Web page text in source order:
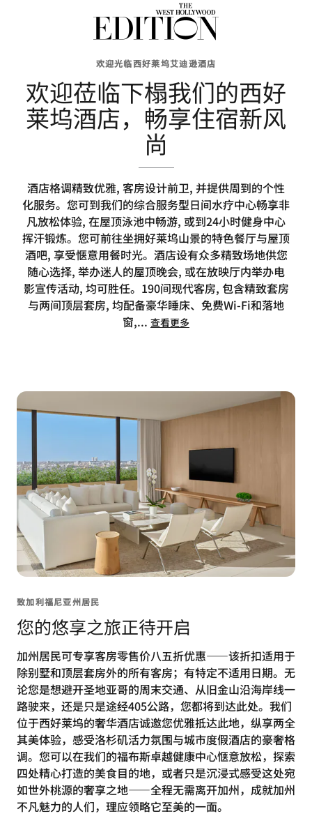
欢迎光临西好莱坞艾迪逊酒店
欢迎莅临下榻我们的西好
莱坞酒店，畅享住宿新风
尚
酒店格调精致优雅, 客房设计前卫, 并提供周到的个性
化服务。您可到我们的综合服务型日间水疗中心畅享非
凡放松体验, 在屋顶泳池中畅游, 或到24小时健身中心
挥汗锻炼。您可前往坐拥好莱坞山景的特色餐厅与屋顶
酒吧, 享受惬意用餐时光。酒店设有众多精致场地供您
随心选择, 举办迷人的屋顶晚会, 或在放映厅内举办电
影宣传活动, 均可胜任。190间现代客房, 包含精致套房
与两间顶层套房, 均配备豪华睡床、免费Wi-Fi和落地
窗,... 查看更多
致加利福尼亚州居民
您的悠享之旅正待开启
加州居民可专享客房零售价八五折优惠——该折扣适用于
除别墅和顶层套房外的所有客房；有特定不适用日期。无
论您是想避开圣地亚哥的周末交通、从旧金山沿海岸线一
路驶来，还是只是途经405公路，您都将到达此处。我们
位于西好莱坞的奢华酒店诚邀您优雅抵达此地，纵享两全
其美体验，感受洛杉矶活力氛围与城市度假酒店的豪奢格
调。您可以在我们的福布斯卓越健康中心惬意放松，探索
四处精心打造的美食目的地，或者只是沉浸式感受这处宛
如世外桃源的奢享之地——全程无需离开加州，成就加州
不凡魅力的人们，理应领略它至美的一面。